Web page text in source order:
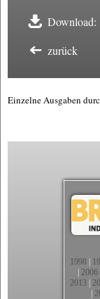
Download:
zurück
Einzelne Ausgaben
1998
2006
2013